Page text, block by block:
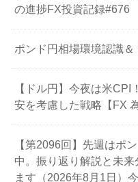
の進捗FX投資記録#676
ポンド円相場環境認識＆
【ドル円】今夜は米
安を考慮した戦略【FX
【第2096回】先週はポ
中。振り返り解説と未
ます（2026年8月1日）